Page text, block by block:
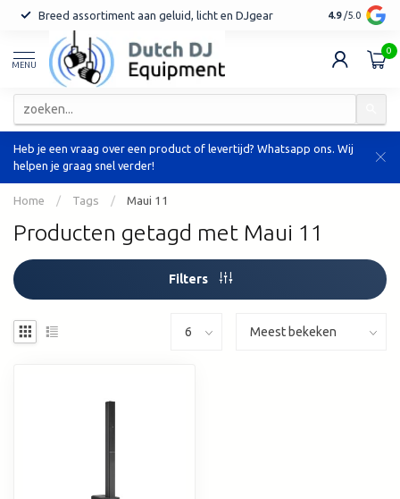
Breed assortiment aan geluid, licht en DJgear Tot 7 jaar
4.9 /5.0
MENU
0
Heb je een vraag over een product of levertijd? Whatsapp ons. Wij
helpen je graag snel verder!
Home / Tags / Maui 11
Producten getagd met Maui 11
Filters